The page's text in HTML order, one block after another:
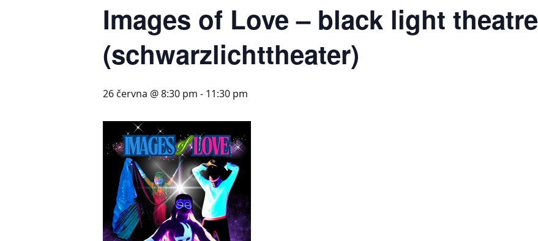
Images of Love – black light theatre
(schwarzlichttheater)
26 června @ 8:30 pm - 11:30 pm